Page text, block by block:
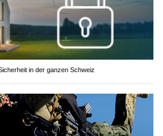
in der ganzen Schweiz